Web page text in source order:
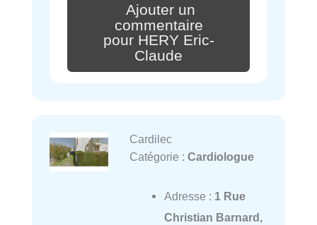
Ajouter un
commentaire
pour HERY Eric-
Claude
Cardilec
Catégorie : Cardiologue
Adresse : 1 Rue
Christian Barnard,